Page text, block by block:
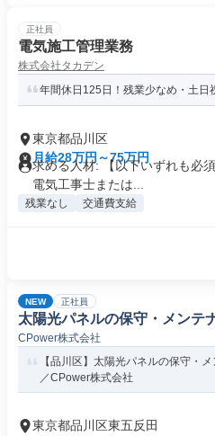
正社員
電気施工管理業務
株式会社タカデン
年間休日125日！残業少なめ・土日
東京都品川区
月給28万円～75万円
求める人材: 【以下いずれも必
電気工事士または...
残業なし 交通費支給
NEW 正社員
太陽光パネルの保守・メンテ
CPower株式会社
【品川区】太陽光パネルの保守・
／CPower株式会社
東京都品川区東五反田